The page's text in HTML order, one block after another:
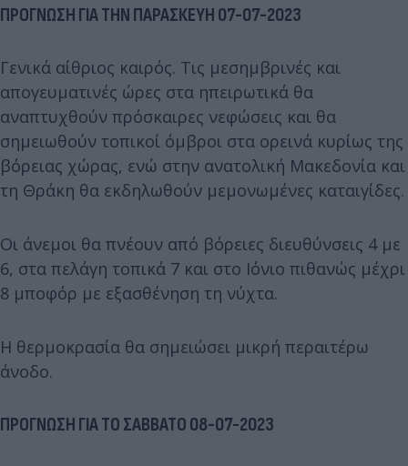
ΠΡΟΓΝΩΣΗ ΓΙΑ ΤΗΝ ΠΑΡΑΣΚΕΥΗ 07-07-2023
Γενικά αίθριος καιρός. Τις μεσημβρινές και
απογευματινές ώρες στα ηπειρωτικά θα
αναπτυχθούν πρόσκαιρες νεφώσεις και θα
σημειωθούν τοπικοί όμβροι στα ορεινά κυρίως της
βόρειας χώρας, ενώ στην ανατολική Μακεδονία και
τη Θράκη θα εκδηλωθούν μεμονωμένες καταιγίδες.
Οι άνεμοι θα πνέουν από βόρειες διευθύνσεις 4 με
6, στα πελάγη τοπικά 7 και στο Ιόνιο πιθανώς μέχρι
8 μποφόρ με εξασθένηση τη νύχτα.
Η θερμοκρασία θα σημειώσει μικρή περαιτέρω
άνοδο.
ΠΡΟΓΝΩΣΗ ΓΙΑ ΤΟ ΣΑΒΒΑΤΟ 08-07-2023